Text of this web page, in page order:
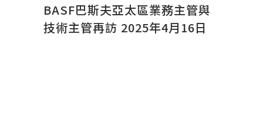
BASF巴斯夫亞太區業務主管與
技術主管再訪 2025年4月16日